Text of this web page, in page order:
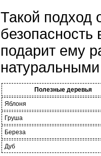
Такой подход
подарит ему
Полезные деревья
Яблоня
Груша
Береза
Дуб